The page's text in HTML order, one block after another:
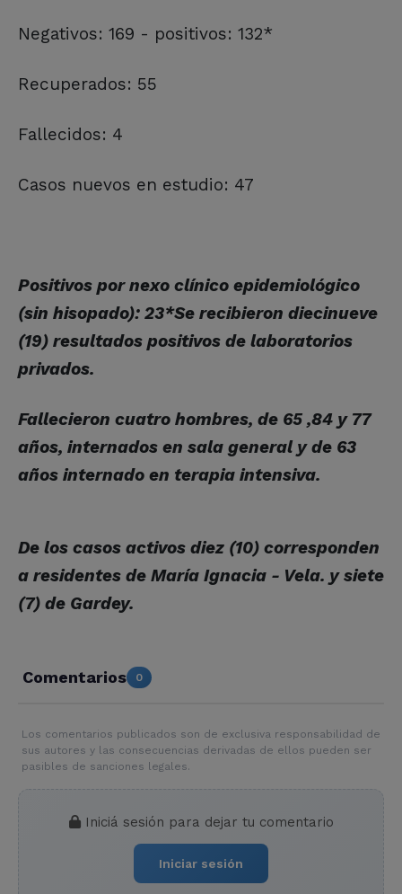
Negativos: 169 - positivos: 132*
Recuperados: 55
Fallecidos: 4
Casos nuevos en estudio: 47
Positivos por nexo clínico epidemiológico
(sin hisopado): 23*Se recibieron diecinueve
(19) resultados positivos de laboratorios
privados.
Fallecieron cuatro hombres, de 65 ,84 y 77
años, internados en sala general y de 63
años internado en terapia intensiva.
De los casos activos diez (10) corresponden
a residentes de María Ignacia - Vela. y siete
(7) de Gardey.
Comentarios 0
Los comentarios publicados son de exclusiva responsabilidad de
sus autores y las consecuencias derivadas de ellos pueden ser
pasibles de sanciones legales.
Iniciá sesión para dejar tu comentario
Iniciar sesión